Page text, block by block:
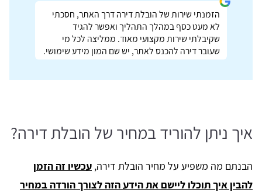
הזמנתי שירות של הובלת דירה דרך האתר, חסכתי
לא מעט כסף במהלך התהליך ואפשר להגיד
שקיבלתי שירות מקצועי מאוד. ממליצה לכל מי
שעובר דירה להכנס לאתר, יש שם המון מידע שימושי.
איך ניתן להוריד במחיר של הובלת דירה?
הבנתם מה משפיע על מחיר הובלת דירה, עכשיו זה הזמן
להבין איך תוכלו ליישם את הידע הזה לצורך הורדה במחיר